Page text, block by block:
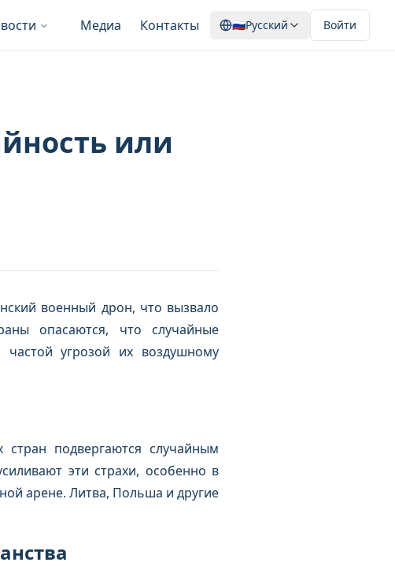
Медиа Контакты 🇷🇺Русский Войти
или
военный дрон, что вызвало
опасаются, что случайные
частой угрозой их воздушному
подвергаются случайным
эти страхи, особенно в
арене. Литва, Польша и другие